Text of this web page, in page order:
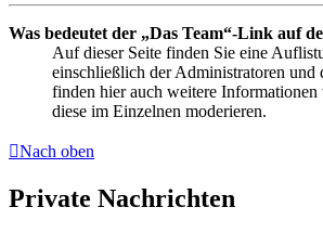
Was bedeutet der „Das Team“-Link auf
Auf dieser Seite finden Sie eine
einschließlich der Administratoren und
finden hier auch weitere
diese im Einzelnen moderieren.
Nach oben
Private Nachrichten